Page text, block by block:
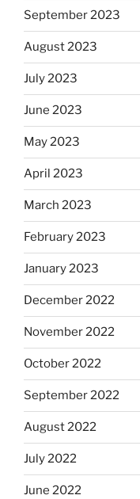
September 2023
August 2023
July 2023
June 2023
May 2023
April 2023
March 2023
February 2023
January 2023
December 2022
November 2022
October 2022
September 2022
August 2022
July 2022
June 2022